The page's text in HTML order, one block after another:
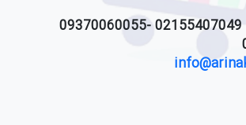
021
55407049 -09370060055